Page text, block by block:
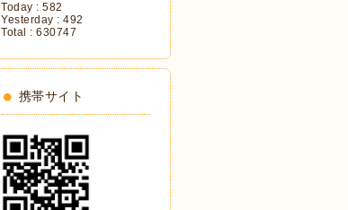
Today : 582
Yesterday : 492
Total : 630747
携帯サイト